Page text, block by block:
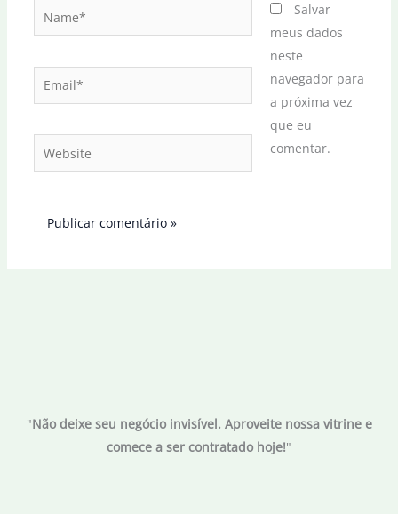
Email*
Website
Salvar
meus dados
neste
navegador para
a próxima vez
que eu
comentar.
"Não deixe seu negócio invisível. Aproveite nossa vitrine e
comece a ser contratado hoje!"